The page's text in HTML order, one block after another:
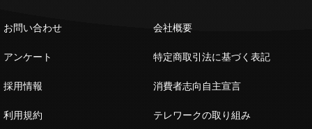
お問い合わせ
アンケート
採用情報
利用規約
会社概要
特定商取引法に基づく表記
消費者志向自主宣言
テレワークの取り組み